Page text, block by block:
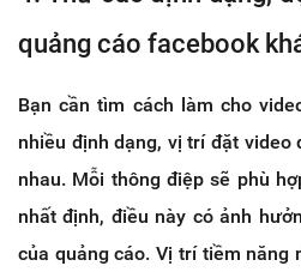
quảng cáo facebook
Bạn cần tìm cách làm cho
nhiều định dạng, vị trí đặt video
nhau. Mỗi thông điệp sẽ phù
nhất định, điều này có ảnh
của quảng cáo. Vị trí tiềm năng